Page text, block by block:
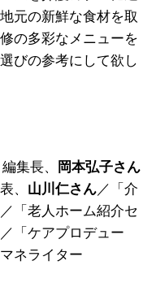
元の新鮮な食材を取
の多彩なメニューを
びの参考にして欲し
集長、
岡本弘子さん
、 山川仁さん／「介
／「老人ホーム紹介セ
／「ケアプロデュー
ネライター